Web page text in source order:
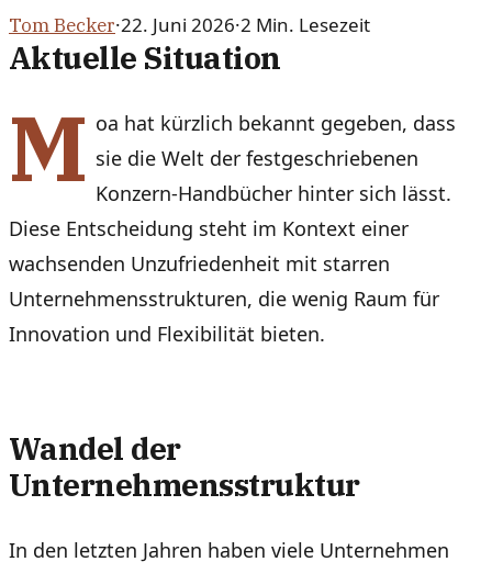
Tom Becker·22. Juni 2026·2 Min. Lesezeit
Aktuelle Situation
M oa hat kürzlich bekannt gegeben, dass
sie die Welt der festgeschriebenen
Konzern-Handbücher hinter sich lässt.
Diese Entscheidung steht im Kontext einer
wachsenden Unzufriedenheit mit starren
Unternehmensstrukturen, die wenig Raum für
Innovation und Flexibilität bieten.
Wandel der
Unternehmensstruktur
In den letzten Jahren haben viele Unternehmen